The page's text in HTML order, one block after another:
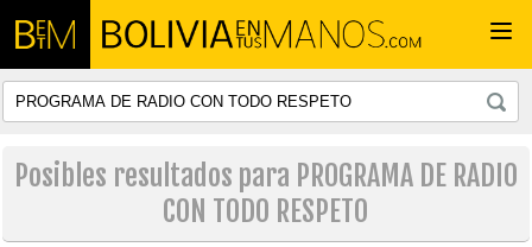
Posibles resultados para PROGRAMA DE RADIO
CON TODO RESPETO